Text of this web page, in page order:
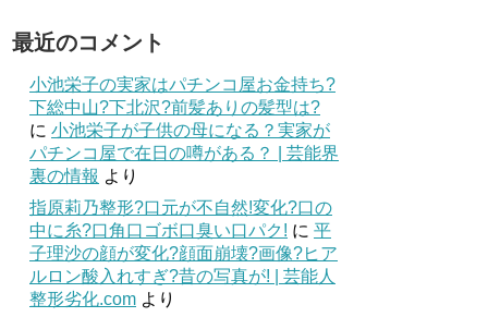
最近のコメント
小池栄子の実家はパチンコ屋お金持ち?
下総中山?下北沢?前髪ありの髪型は?
に 小池栄子が子供の母になる？実家が
パチンコ屋で在日の噂がある？ | 芸能界
裏の情報 より
指原莉乃整形?口元が不自然!変化?口の
中に糸?口角口ゴボ口臭い口パク! に 平
子理沙の顔が変化?顔面崩壊?画像?ヒア
ルロン酸入れすぎ?昔の写真が! | 芸能人
整形劣化.com より